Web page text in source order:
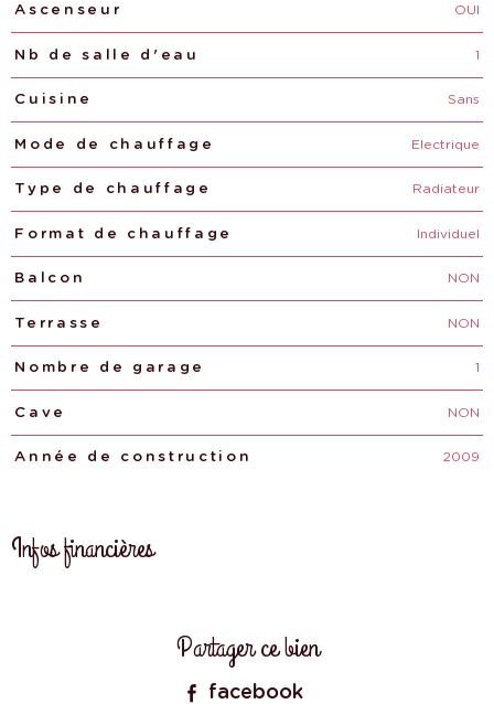
Ascenseur OUI
Nb de salle d'eau 1
Cuisine Sans
Mode de chauffage Electrique
Type de chauffage Radiateur
Format de chauffage Individuel
Balcon NON
Terrasse NON
Nombre de garage 1
Cave NON
Année de construction 2009
Infos financières
Partager ce bien
facebook